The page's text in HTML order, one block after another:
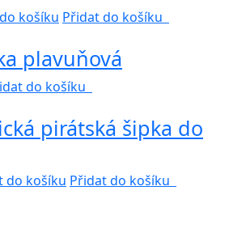
košíku Přidat do košíku
plavuňová
do košíku
pirátská šipka do
do košíku Přidat do košíku